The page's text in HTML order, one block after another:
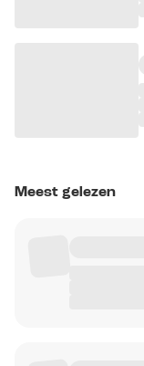
Meest gelezen